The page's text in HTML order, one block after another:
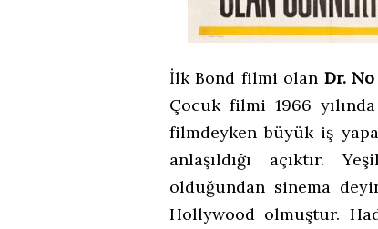
İlk Bond filmi olan Dr. No
Çocuk filmi 1966
filmdeyken büyük iş
anlaşıldığı açıktır.
olduğundan sinema
Hollywood olmuştur.